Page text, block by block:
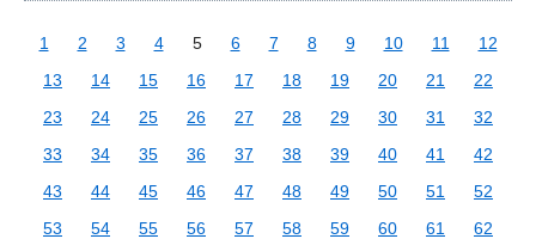
1 2 3 4 5 6 7 8 9 10 11
12
13
14 15 16 17 18 19 20 21
22
23
24 25 26 27 28 29 30 31
32
33
34 35 36 37 38 39 40 41
42
43
44 45 46 47 48 49 50 51
52
53
54 55 56 57 58 59 60 61
62